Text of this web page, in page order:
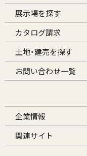
展示場を探す
カタログ請求
土地・建売を探す
お問い合わせ一覧
企業情報
関連サイト